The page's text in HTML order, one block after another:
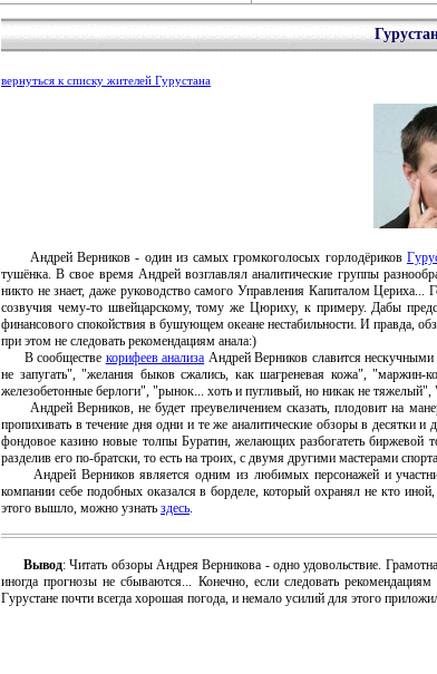
вернуться к списку жителей Гурустана
Андрей Верников - один из самых громкоголосых горлодёриков
тушёнка. В свое время Андрей возглавлял аналитические группы
никто не знает, даже руководство самого Управления Капиталом
созвучия чему-то швейцарскому, тому же Цюриху, к примеру. Дабы
финансового спокойствия в бушующем океане нестабильности. И правда,
при этом не следовать рекомендациям анала:)
В сообществе корифеев анализа Андрей Верников славится
не запугать", "желания быков сжались, как шагреневая кожа",
железобетонные берлоги", "рынок... хоть и пугливый, но никак не
Андрей Верников, не будет преувеличением сказать, плодовит на
пропихивать в течение дня одни и те же аналитические обзоры в десятки
фондовое казино новые толпы Буратин, желающих разбогатеть биржевой
разделив его по-братски, то есть на троих, с двумя другими мастерами
Андрей Верников является одним из любимых персонажей и
компании себе подобных оказался в борделе, который охранял не кто
этого вышло, можно узнать здесь.
Вывод: Читать обзоры Андрея Верникова - одно удовольствие.
иногда прогнозы не сбываются... Конечно, если следовать
Гурустане почти всегда хорошая погода, и немало усилий для этого